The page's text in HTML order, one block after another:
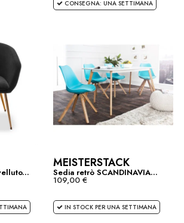
CONSEGNA: UNA SETTIMANA
MEISTERSTACK
Sedia retrò SCANDINAVIA...
109,00 €
IN STOCK PER UNA SETTIMANA